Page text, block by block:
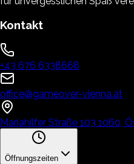
Kontakt
+43 676 6338668
office@gameover-vienna.at
Mariahilfer Straße 103 1060,
Öffnungszeiten